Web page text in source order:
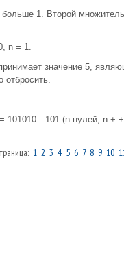
1. Второй
n = 1.
значение 5,
отбросить.
101010…101 (n нулей, n +
1 2 3 4 5 6 7 8 9 10